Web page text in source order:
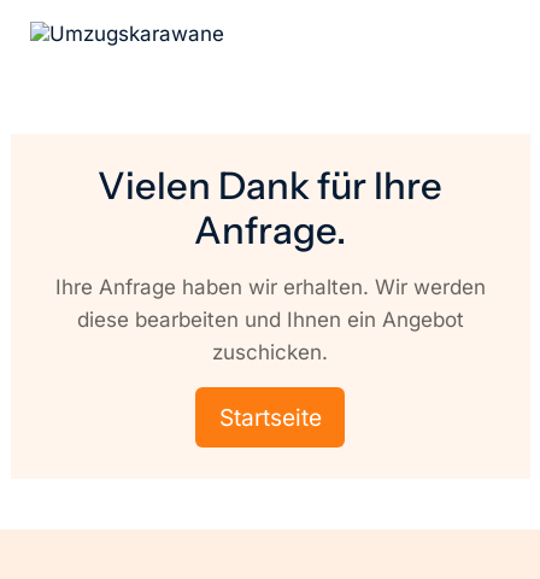
Vielen Dank für Ihre
Anfrage.
Ihre Anfrage haben wir erhalten. Wir werden
diese bearbeiten und Ihnen ein Angebot
zuschicken.
Startseite
Startseite
Impressum
Beiladung Berlin
Büroumzüge Berlin
Einlagerung Berlin
Haushaltsauflösung